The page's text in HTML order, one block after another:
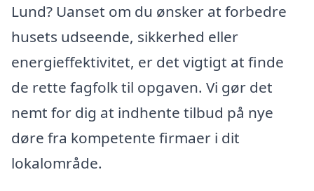
Lund? Uanset om du ønsker at forbedre
husets udseende, sikkerhed eller
energieffektivitet, er det vigtigt at finde
de rette fagfolk til opgaven. Vi gør det
nemt for dig at indhente tilbud på nye
døre fra kompetente firmaer i dit
lokalområde.